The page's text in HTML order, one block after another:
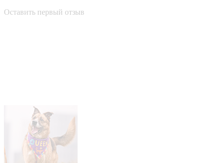
Оставить первый отзыв